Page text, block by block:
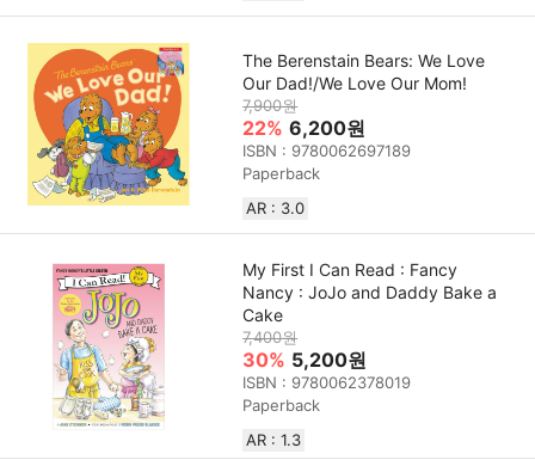
The Berenstain Bears: We Love
Our Dad!/We Love Our Mom!
7,900원
22% 6,200원
ISBN : 9780062697189
Paperback
AR : 3.0
My First I Can Read : Fancy
Nancy : JoJo and Daddy Bake a
Cake
7,400원
30% 5,200원
ISBN : 9780062378019
Paperback
AR : 1.3